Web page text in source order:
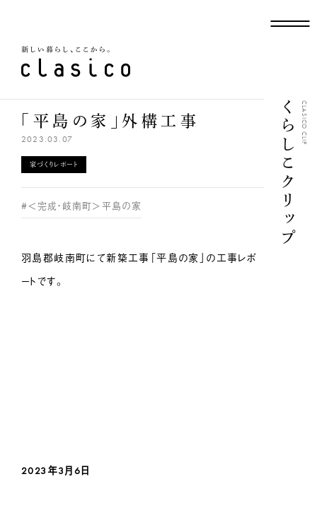
くらしこクリップCLASICO CLIP
「平島の家」外構工事
2023.03.07
家づくりレポート
#＜完成・岐南町＞平島の家
羽島郡岐南町にて新築工事「平島の家」の工事レポ
ートです。
2023年3月6日